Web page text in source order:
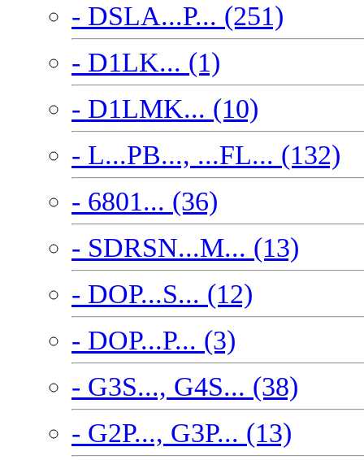
- DSLA...P... (251)
- D1LK... (1)
- D1LMK... (10)
- L...PB..., ...FL... (132)
- 6801... (36)
- SDRSN...M... (13)
- DOP...S... (12)
- DOP...P... (3)
- G3S..., G4S... (38)
- G2P..., G3P... (13)